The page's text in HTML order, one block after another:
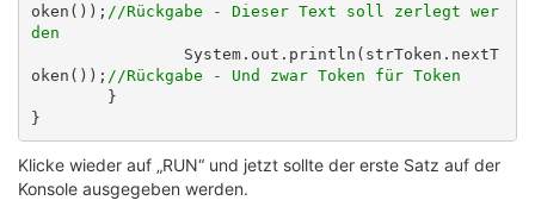
oken()); //Rückgabe - Dieser Text soll zerlegt wer
den
oken()); //Rückgabe - Und zwar Token für Token
Klicke wieder auf „RUN“ und jetzt sollte der erste Satz auf der
Konsole ausgegeben werden.